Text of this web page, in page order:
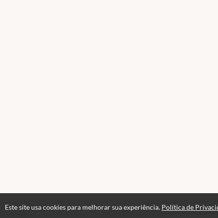
Atendimento Páginas
Este site usa cookies para melhorar sua experiência. Política de